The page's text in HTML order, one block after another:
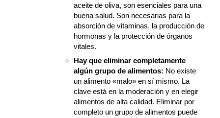
aceite de oliva, son esenciales para una
buena salud. Son necesarias para la
absorción de vitaminas, la producción de
hormonas y la protección de órganos
vitales.
Hay que eliminar completamente
algún grupo de alimentos: No existe
un alimento «malo» en sí mismo. La
clave está en la moderación y en elegir
alimentos de alta calidad. Eliminar por
completo un grupo de alimentos puede